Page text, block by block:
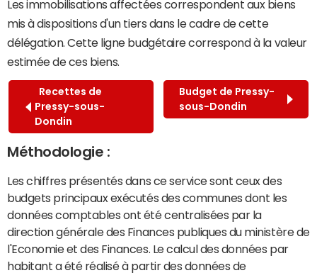
Les immobilisations affectées correspondent aux biens
mis à dispositions d'un tiers dans le cadre de cette
délégation. Cette ligne budgétaire correspond à la valeur
estimée de ces biens.
Recettes de
Pressy-sous-
Dondin
Budget de Pressy-
sous-Dondin
Méthodologie :
Les chiffres présentés dans ce service sont ceux des
budgets principaux exécutés des communes dont les
données comptables ont été centralisées par la
direction générale des Finances publiques du ministère de
l'Economie et des Finances. Le calcul des données par
habitant a été réalisé à partir des données de